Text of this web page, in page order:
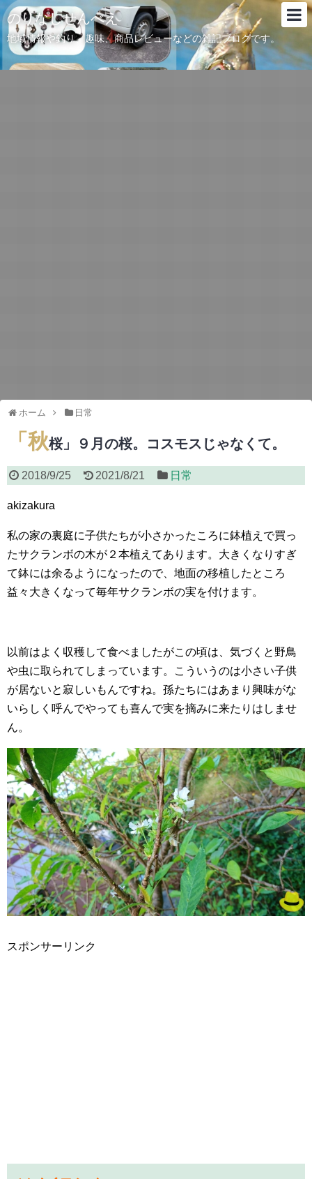
のりなしせんべえ
地域情報や釣り、趣味、商品レビューなどの雑記ブログです。
ホーム 日常
「秋桜」９月の桜。コスモスじゃなくて。
2018/9/25 2021/8/21 日常
akizakura
私の家の裏庭に子供たちが小さかったころに鉢植えで買っ
たサクランボの木が２本植えてあります。大きくなりすぎ
て鉢には余るようになったので、地面の移植したところ
益々大きくなって毎年サクランボの実を付けます。
以前はよく収穫して食べましたがこの頃は、気づくと野鳥
や虫に取られてしまっています。こういうのは小さい子供
が居ないと寂しいもんですね。孫たちにはあまり興味がな
いらしく呼んでやっても喜んで実を摘みに来たりはしませ
ん。
スポンサーリンク